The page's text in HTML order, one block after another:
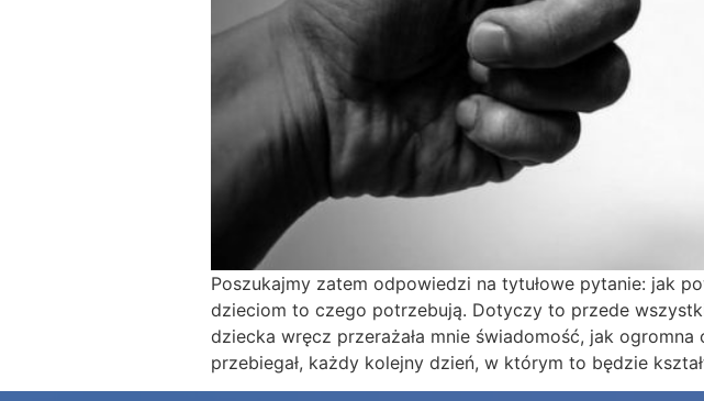
Poszukajmy zatem odpowiedzi na tytułowe pytanie: jak
dzieciom to czego potrzebują. Dotyczy to przede
dziecka wręcz przerażała mnie świadomość, jak
przebiegał, każdy kolejny dzień, w którym to będzie